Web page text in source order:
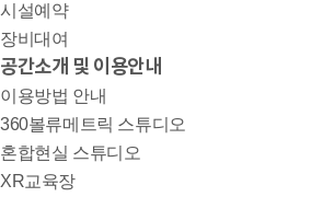
시설예약
장비대여
공간소개 및 이용안내
이용방법 안내
360볼류메트릭 스튜디오
혼합현실 스튜디오
XR교육장